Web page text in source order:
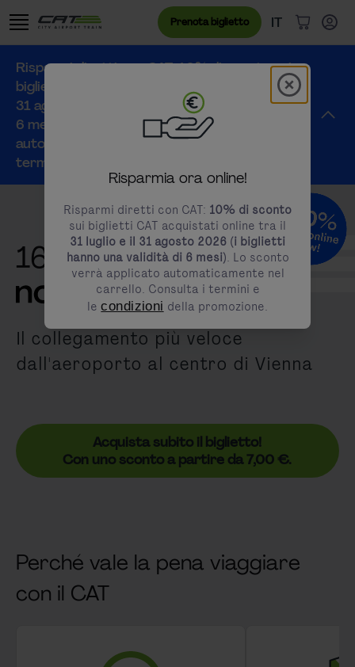
Prenota biglietto Menu lingua
IT
LinguaArticoli
Risparmi diretti con CAT: 10% di sconto sui
biglietti CAT acquistati online tra il 31 luglio e il
31 agosto 2026 (i biglietti hanno una validità di
6 mesi). Lo sconto verrà applicato
automaticamente nel carrello. Consulta i
termini e le
16 minuti
Il collegamento più veloce
dall'aeroporto al centro di Vienna
Acquista subito il biglietto!
Con uno sconto a partire da 7,00 €.
Perché vale la pena viaggiare
con il CAT
Modal
modals.promotion.title
Risparmia ora online!
Risparmi diretti con CAT: 10% di sconto
sui biglietti CAT acquistati online tra il
31 luglio e il 31 agosto 2026 (i biglietti
hanno una validità di 6 mesi). Lo sconto
verrà applicato automaticamente nel
carrello. Consulta i termini e
lecondizioni della promozione.